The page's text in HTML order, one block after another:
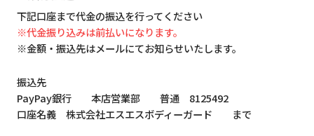
下記口座まで代金の振込を行ってください
※代金振り込みは前払いになります。
※金額・振込先はメールにてお知らせいたします。
振込先
PayPay銀行 本店営業部 普通 8125492
口座名義 株式会社エスエスボディーガード まで